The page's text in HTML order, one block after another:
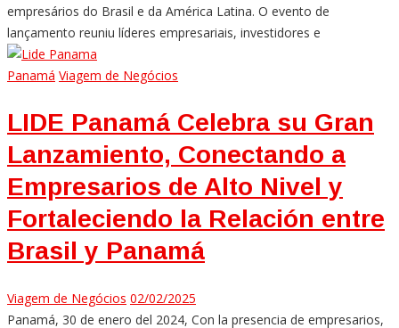
empresários do Brasil e da América Latina. O evento de
lançamento reuniu líderes empresariais, investidores e
Panamá Viagem de Negócios
LIDE Panamá Celebra su Gran
Lanzamiento, Conectando a
Empresarios de Alto Nivel y
Fortaleciendo la Relación entre
Brasil y Panamá
Viagem de Negócios 02/02/2025
Panamá, 30 de enero del 2024, Con la presencia de empresarios,